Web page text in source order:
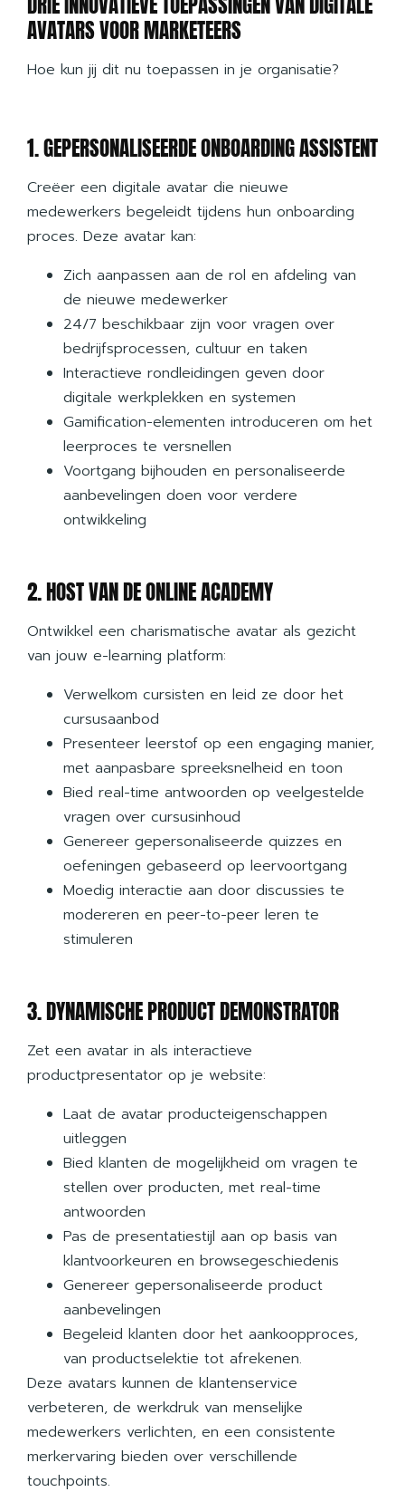
AVATARS VOOR MARKETEERS
Hoe kun jij dit nu toepassen in je organisatie?
1. GEPERSONALISEERDE ONBOARDING ASSISTENT
Creëer een digitale avatar die nieuwe
medewerkers begeleidt tijdens hun onboarding
proces. Deze avatar kan:
Zich aanpassen aan de rol en afdeling van
de nieuwe medewerker
24/7 beschikbaar zijn voor vragen over
bedrijfsprocessen, cultuur en taken
Interactieve rondleidingen geven door
digitale werkplekken en systemen
Gamification-elementen introduceren om het
leerproces te versnellen
Voortgang bijhouden en personaliseerde
aanbevelingen doen voor verdere
ontwikkeling
2. HOST VAN DE ONLINE ACADEMY
Ontwikkel een charismatische avatar als gezicht
van jouw e-learning platform:
Verwelkom cursisten en leid ze door het
cursusaanbod
Presenteer leerstof op een engaging manier,
met aanpasbare spreeksnelheid en toon
Bied real-time antwoorden op veelgestelde
vragen over cursusinhoud
Genereer gepersonaliseerde quizzes en
oefeningen gebaseerd op leervoortgang
Moedig interactie aan door discussies te
modereren en peer-to-peer leren te
stimuleren
3. DYNAMISCHE PRODUCT DEMONSTRATOR
Zet een avatar in als interactieve
productpresentator op je website:
Laat de avatar producteigenschappen
uitleggen
Bied klanten de mogelijkheid om vragen te
stellen over producten, met real-time
antwoorden
Pas de presentatiestijl aan op basis van
klantvoorkeuren en browsegeschiedenis
Genereer gepersonaliseerde product
aanbevelingen
Begeleid klanten door het aankoopproces,
van productselektie tot afrekenen.
Deze avatars kunnen de klantenservice
verbeteren, de werkdruk van menselijke
medewerkers verlichten, en een consistente
merkervaring bieden over verschillende
touchpoints.